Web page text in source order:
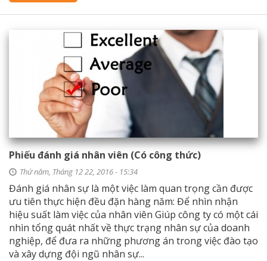
Phiếu đánh giá nhân viên (Có công thức)
Thứ năm, Tháng 12 22, 2016 - 15:34
Đánh giá nhân sự là một việc làm quan trọng cần được
ưu tiên thực hiện đều đặn hàng năm: Để nhìn nhận
hiệu suất làm việc của nhân viên Giúp công ty có một cái
nhìn tổng quát nhất về thực trạng nhân sự của doanh
nghiệp, để đưa ra những phương án trong việc đào tạo
và xây dựng đội ngũ nhân sự...